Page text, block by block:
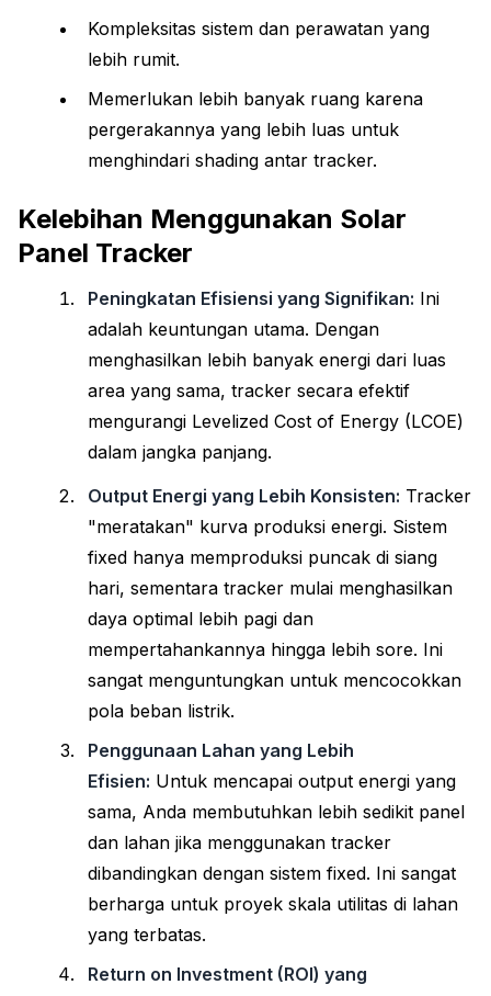
Kompleksitas sistem dan perawatan yang
lebih rumit.
Memerlukan lebih banyak ruang karena
pergerakannya yang lebih luas untuk
menghindari shading antar tracker.
Kelebihan Menggunakan Solar
Panel Tracker
Peningkatan Efisiensi yang Signifikan: Ini
adalah keuntungan utama. Dengan
menghasilkan lebih banyak energi dari luas
area yang sama, tracker secara efektif
mengurangi Levelized Cost of Energy (LCOE)
dalam jangka panjang.
Output Energi yang Lebih Konsisten: Tracker
"meratakan" kurva produksi energi. Sistem
fixed hanya memproduksi puncak di siang
hari, sementara tracker mulai menghasilkan
daya optimal lebih pagi dan
mempertahankannya hingga lebih sore. Ini
sangat menguntungkan untuk mencocokkan
pola beban listrik.
Penggunaan Lahan yang Lebih
Efisien: Untuk mencapai output energi yang
sama, Anda membutuhkan lebih sedikit panel
dan lahan jika menggunakan tracker
dibandingkan dengan sistem fixed. Ini sangat
berharga untuk proyek skala utilitas di lahan
yang terbatas.
Return on Investment (ROI) yang